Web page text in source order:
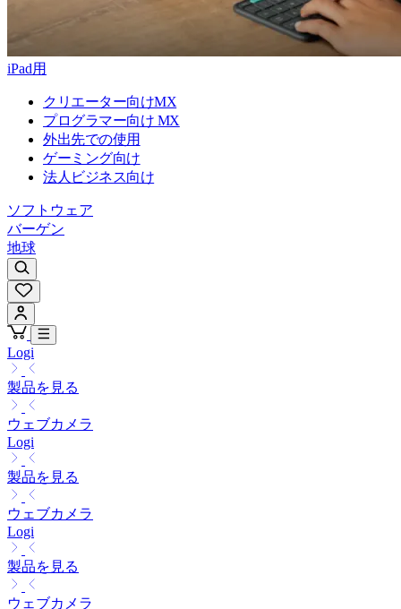
iPad用
クリエーター向けMX
プログラマー向け MX
外出先での使用
ゲーミング向け
法人ビジネス向け
ソフトウェア
バーゲン
地球
Logi
製品を見る
ウェブカメラ
Logi
製品を見る
ウェブカメラ
Logi
製品を見る
ウェブカメラ